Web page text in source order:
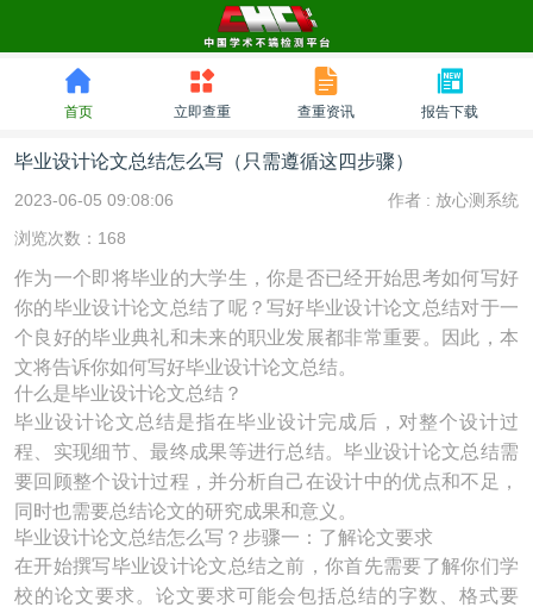
首页 立即查重 查重资讯 报告下载
毕业设计论文总结怎么写（只需遵循这四步骤）
2023-06-05 09:08:06 作者 : 放心测系统
浏览次数：168
作为一个即将毕业的大学生，你是否已经开始思考如何写好
你的毕业设计论文总结了呢？写好毕业设计论文总结对于一
个良好的毕业典礼和未来的职业发展都非常重要。因此，本
文将告诉你如何写好毕业设计论文总结。
什么是毕业设计论文总结？
毕业设计论文总结是指在毕业设计完成后，对整个设计过
程、实现细节、最终成果等进行总结。毕业设计论文总结需
要回顾整个设计过程，并分析自己在设计中的优点和不足，
同时也需要总结论文的研究成果和意义。
毕业设计论文总结怎么写？步骤一：了解论文要求
在开始撰写毕业设计论文总结之前，你首先需要了解你们学
校的论文要求。论文要求可能会包括总结的字数、格式要